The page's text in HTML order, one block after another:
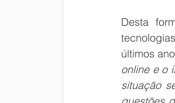
Desta
últimos
online e o
situação